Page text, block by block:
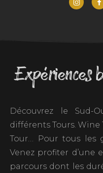
Expériences
Découvrez le Sud-
différents Tours. Wine
Tour… Pour tous les
Venez profiter d’une
parcours dont les